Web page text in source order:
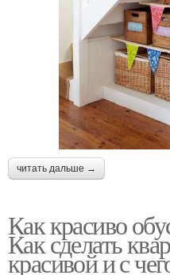
читать дальше →
Как красиво
Как сделать
красивой и с